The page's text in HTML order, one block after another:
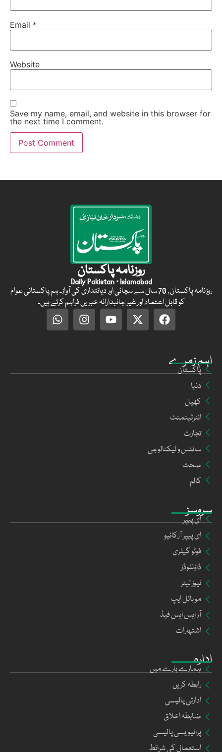
Email *
Website
Save my name, email, and website in this browser for
the next time I comment.
ادارہ
ہمارے بارے میں
رابطہ کریں
ادارتی پالیسی
ضابطہ اخلاق
پرائیویسی پالیسی
استعمال کی شرائط
سروسز
ای پیپر
ای پیپر آرکائیو
فوٹو گیلری
ڈاؤنلوڈز
نیوز لیٹر
موبائل ایپ
آر ایس ایس فیڈ
اشتہارات
اہم زمرے
پاکستان
دنیا
کھیل
انٹرٹینمنٹ
تجارت
سائنس و ٹیکنالوجی
صحت
کالم
روزنامہ پاکستان
Daily Pakistan · Islamabad
روزنامہ پاکستان, 70 سال سے سچائی اور دیانتداری کی آواز۔ ہم پاکستانی عوام
کو قابل اعتماد اور غیر جانبدارانہ خبریں فراہم کرتے ہیں۔